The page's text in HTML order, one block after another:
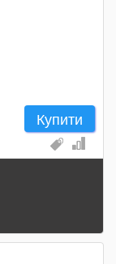
Купити